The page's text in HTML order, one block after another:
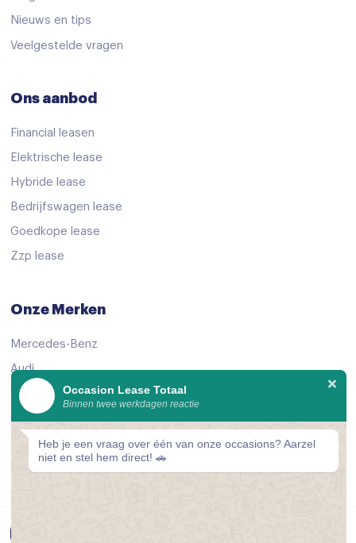
Navigatie
Navigatiesysteem
Stuurwiel multifunctioneel
Subwoofer
zelfstandige rijstrookwissel
zelfstandige rijstrookwissel
Achterbank verwarmd
Airco met elektronische regeling
Airco separaat achter
Airco separaat achter
Armsteun
Nieuws en tips
Veelgestelde vragen
Ons aanbod
Financial leasen
Elektrische lease
Hybride lease
Bedrijfswagen lease
Goedkope lease
Zzp lease
Onze Merken
Mercedes-Benz
Audi
Volkswagen
Peugeot
Bekijk alle merken
Occasion Lease Totaal
Binnen twee werkdagen reactie
Heb je een vraag over één van onze occasions? Aarzel
niet en stel hem direct! 🚗